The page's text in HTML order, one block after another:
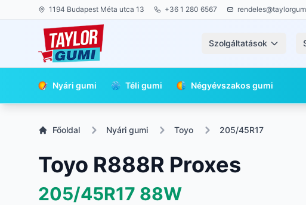
1194 Budapest Méta utca 13 +36 1 280 6567
Szolgáltatások
Nyári gumi Téli gumi Négyévszakos gumi
Főoldal Nyári gumi Toyo 205/45R17
Toyo R888R Proxes
205/45R17 88W